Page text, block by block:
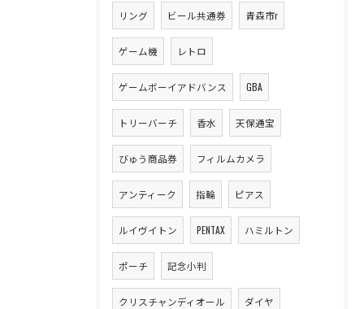
リング ビール共通券 青森市r
ゲーム機 レトロ
ゲームボーイアドバンス GBA
トリーバーチ 香水 天保通宝
びゅう商品券 フィルムカメラ
アンティーク 指輪 ピアス
ルイヴイトン PENTAX ハミルトン
ポーチ 記念小判
クリスチャンディオール ダイヤ